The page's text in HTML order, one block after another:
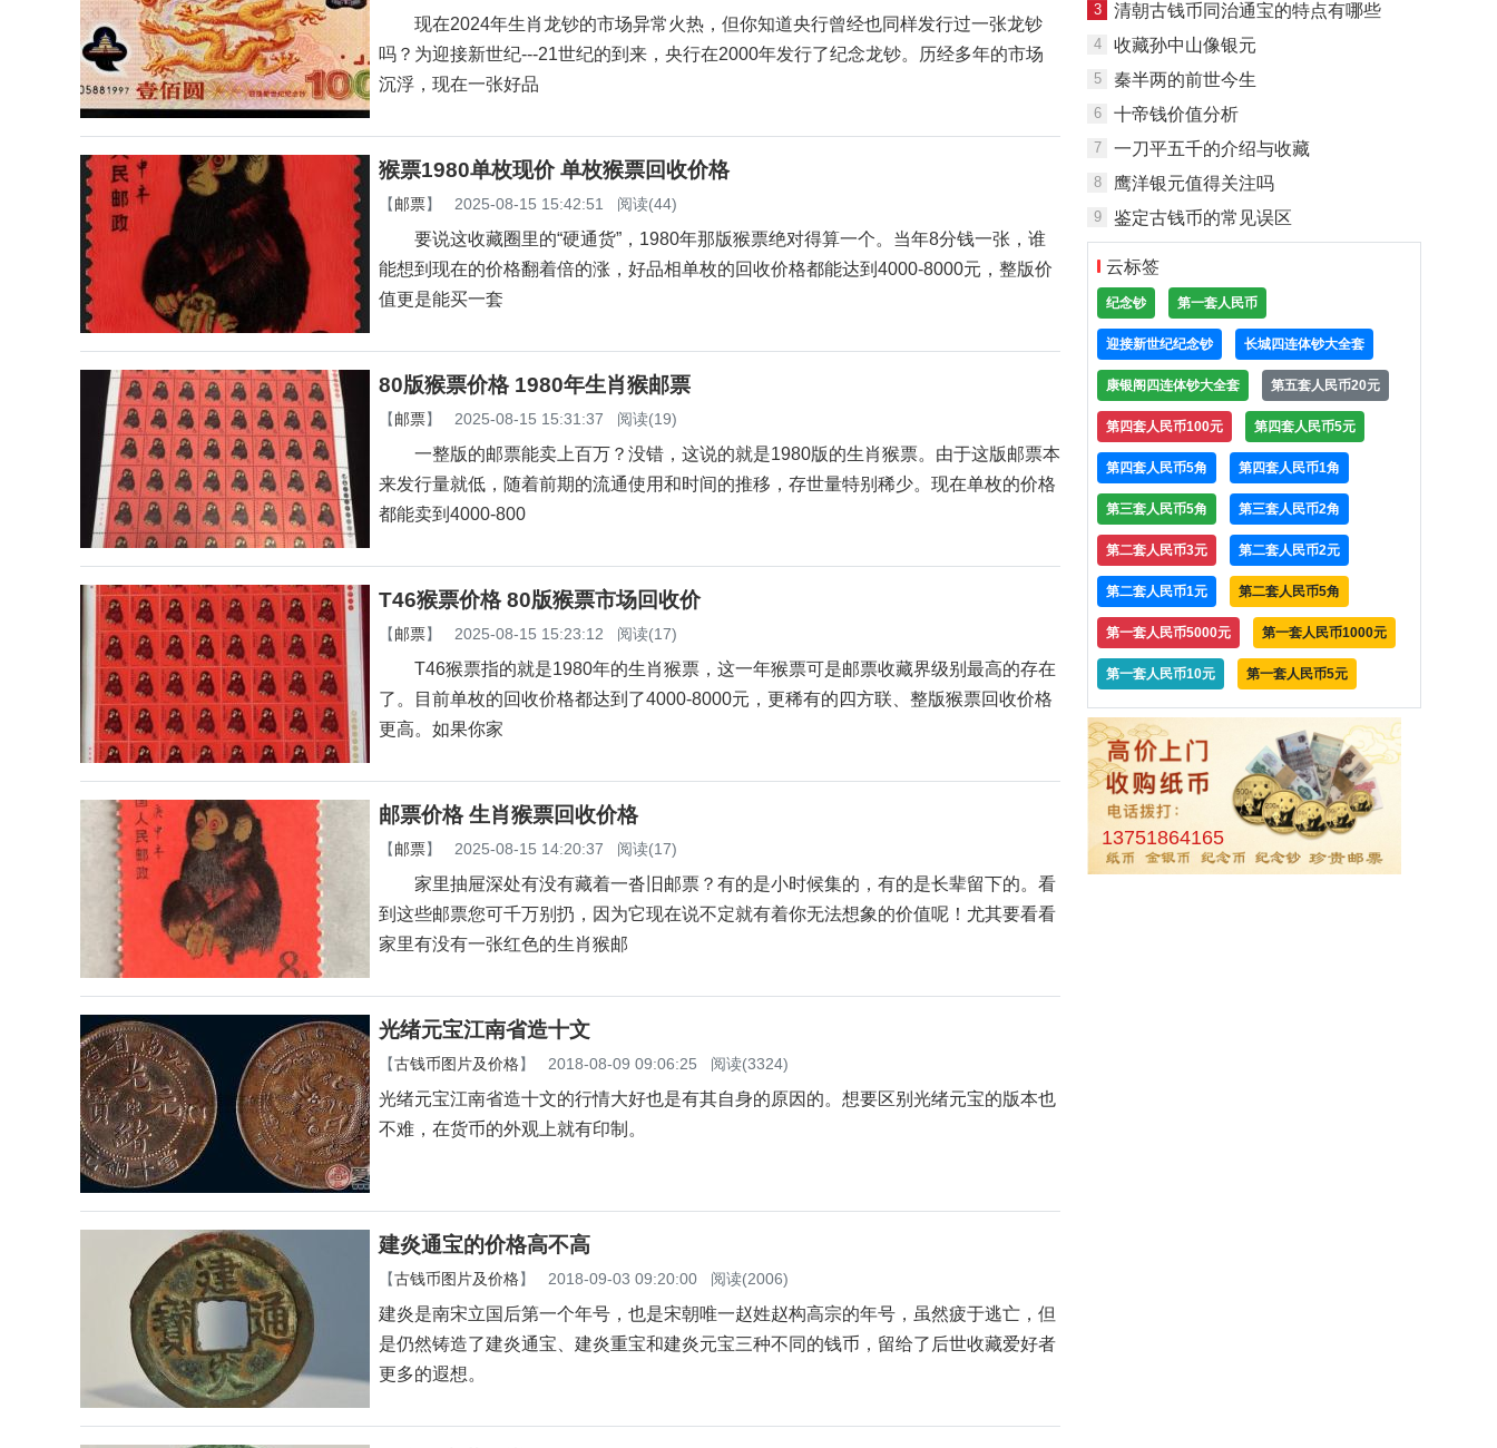
现在2024年生肖龙钞的市场异常火热，但你知道央行曾经也同样发行过一张龙钞
吗？为迎接新世纪---21世纪的到来，央行在2000年发行了纪念龙钞。历经多年的市场
沉浮，现在一张好品
猴票1980单枚现价 单枚猴票回收价格
【邮票】 2025-08-15 15:42:51 阅读(44)
要说这收藏圈里的“硬通货”，1980年那版猴票绝对得算一个。当年8分钱一张，谁
能想到现在的价格翻着倍的涨，好品相单枚的回收价格都能达到4000-8000元，整版价
值更是能买一套
80版猴票价格 1980年生肖猴邮票
【邮票】 2025-08-15 15:31:37 阅读(19)
一整版的邮票能卖上百万？没错，这说的就是1980版的生肖猴票。由于这版邮票本
来发行量就低，随着前期的流通使用和时间的推移，存世量特别稀少。现在单枚的价格
都能卖到4000-800
T46猴票价格 80版猴票市场回收价
【邮票】 2025-08-15 15:23:12 阅读(17)
T46猴票指的就是1980年的生肖猴票，这一年猴票可是邮票收藏界级别最高的存在
了。目前单枚的回收价格都达到了4000-8000元，更稀有的四方联、整版猴票回收价格
更高。如果你家
邮票价格 生肖猴票回收价格
【邮票】 2025-08-15 14:20:37 阅读(17)
家里抽屉深处有没有藏着一沓旧邮票？有的是小时候集的，有的是长辈留下的。看
到这些邮票您可千万别扔，因为它现在说不定就有着你无法想象的价值呢！尤其要看看
家里有没有一张红色的生肖猴邮
光绪元宝江南省造十文
【古钱币图片及价格】 2018-08-09 09:06:25 阅读(3324)
光绪元宝江南省造十文的行情大好也是有其自身的原因的。想要区别光绪元宝的版本也
不难，在货币的外观上就有印制。
建炎通宝的价格高不高
【古钱币图片及价格】 2018-09-03 09:20:00 阅读(2006)
建炎是南宋立国后第一个年号，也是宋朝唯一赵姓赵构高宗的年号，虽然疲于逃亡，但
是仍然铸造了建炎通宝、建炎重宝和建炎元宝三种不同的钱币，留给了后世收藏爱好者
更多的遐想。
3 清朝古钱币同治通宝的特点有哪些
4 收藏孙中山像银元
5 秦半两的前世今生
6 十帝钱价值分析
7 一刀平五千的介绍与收藏
8 鹰洋银元值得关注吗
9 鉴定古钱币的常见误区
云标签
纪念钞 第一套人民币
迎接新世纪纪念钞 长城四连体钞大全套
康银阁四连体钞大全套 第五套人民币20元
第四套人民币100元 第四套人民币5元
第四套人民币5角 第四套人民币1角
第三套人民币5角 第三套人民币2角
第二套人民币3元 第二套人民币2元
第二套人民币1元 第二套人民币5角
第一套人民币5000元 第一套人民币1000元
第一套人民币10元 第一套人民币5元
13751864165